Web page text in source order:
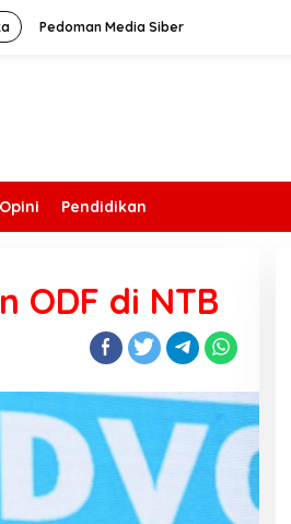
Pedoman Media Siber
Opini Pendidikan
ODF di NTB